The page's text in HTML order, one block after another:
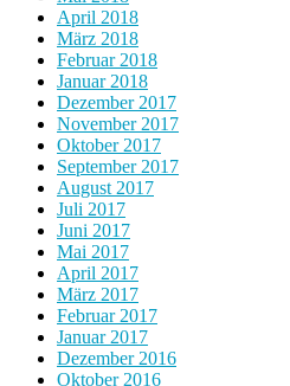
April 2018
März 2018
Februar 2018
Januar 2018
Dezember 2017
November 2017
Oktober 2017
September 2017
August 2017
Juli 2017
Juni 2017
Mai 2017
April 2017
März 2017
Februar 2017
Januar 2017
Dezember 2016
Oktober 2016